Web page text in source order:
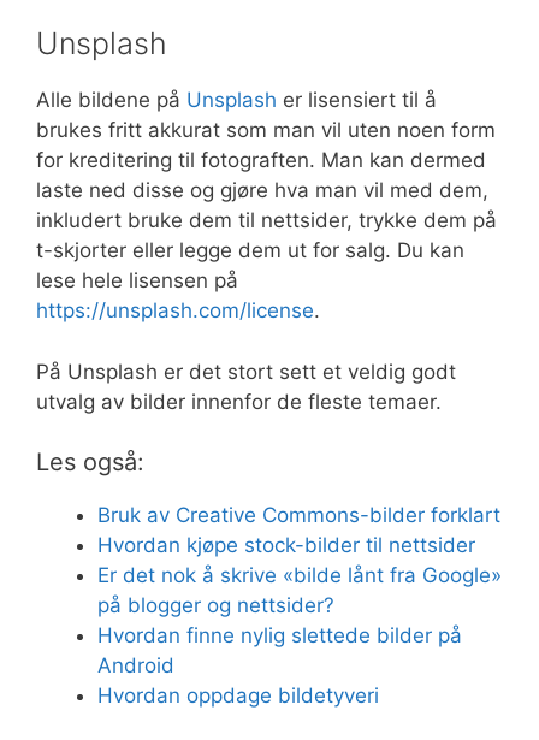
Unsplash
Alle bildene på Unsplash er lisensiert til å
brukes fritt akkurat som man vil uten noen form
for kreditering til fotograften. Man kan dermed
laste ned disse og gjøre hva man vil med dem,
inkludert bruke dem til nettsider, trykke dem på
t-skjorter eller legge dem ut for salg. Du kan
lese hele lisensen på
https://unsplash.com/license.
På Unsplash er det stort sett et veldig godt
utvalg av bilder innenfor de fleste temaer.
Les også:
Bruk av Creative Commons-bilder forklart
Hvordan kjøpe stock-bilder til nettsider
Er det nok å skrive «bilde lånt fra Google»
på blogger og nettsider?
Hvordan finne nylig slettede bilder på
Android
Hvordan oppdage bildetyveri